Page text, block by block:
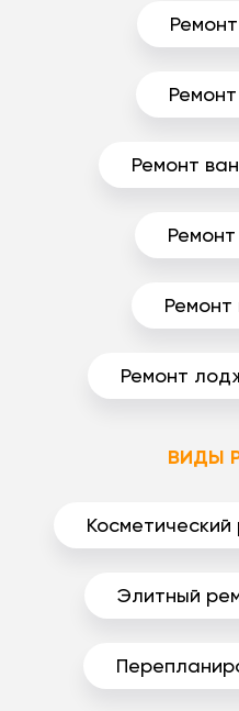
Ремонт
Ремонт
Ремонт
ВИДЫ
Элитный